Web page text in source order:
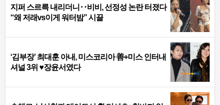
지퍼 스르륵 내리더니‥비비, 선정성 논란 터졌다
“왜 저래vs이게 워터밤” 시끌
‘김부장’ 최대훈 아내, 미스코리아 善+미스 인터내
셔널 3위 ♥장윤서였다